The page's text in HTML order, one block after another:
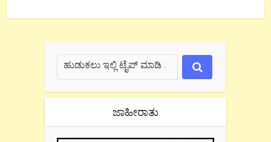
ಜಾಹೀರಾತು